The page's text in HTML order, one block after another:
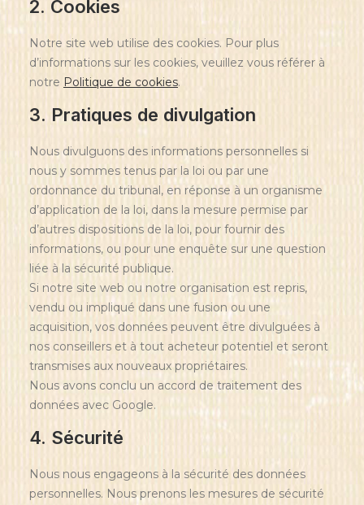
2. Cookies
Notre site web utilise des cookies. Pour plus
d’informations sur les cookies, veuillez vous référer à
notre Politique de cookies.
3. Pratiques de divulgation
Nous divulguons des informations personnelles si
nous y sommes tenus par la loi ou par une
ordonnance du tribunal, en réponse à un organisme
d’application de la loi, dans la mesure permise par
d’autres dispositions de la loi, pour fournir des
informations, ou pour une enquête sur une question
liée à la sécurité publique.
Si notre site web ou notre organisation est repris,
vendu ou impliqué dans une fusion ou une
acquisition, vos données peuvent être divulguées à
nos conseillers et à tout acheteur potentiel et seront
transmises aux nouveaux propriétaires.
Nous avons conclu un accord de traitement des
données avec Google.
4. Sécurité
Nous nous engageons à la sécurité des données
personnelles. Nous prenons les mesures de sécurité